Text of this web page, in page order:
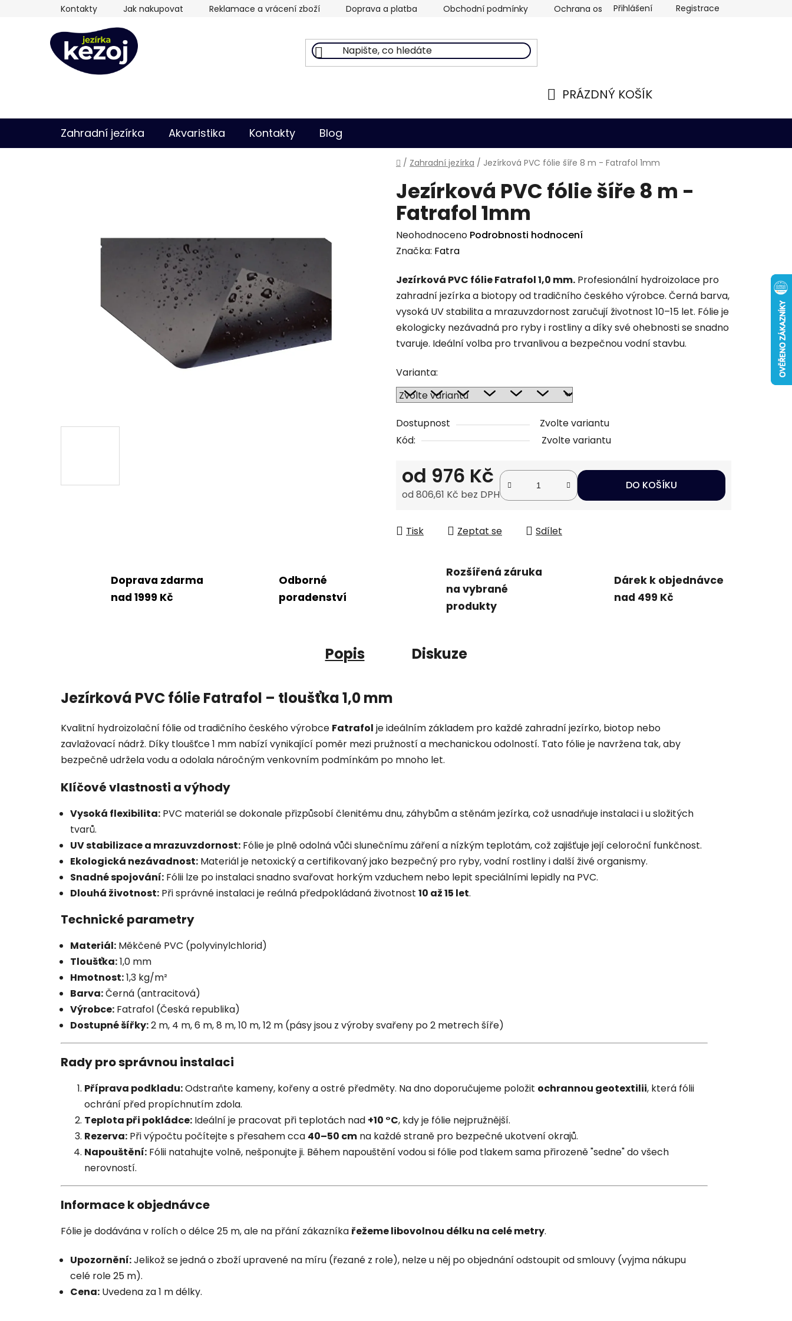
Kontakty Jak nakupovat Reklamace a vrácení zboží Doprava a platba Obchodní podmínky Ochrana osobních údajů
Přihlášení Registrace
PRÁZDNÝ KOŠÍK
Zahradní jezírka Akvaristika Kontakty Blog
Domů
/ Zahradní jezírka / Jezírková PVC fólie šíře 8 m - Fatrafol 1mm
Jezírková PVC fólie šíře 8 m -
Fatrafol 1mm
Průměrné
hodnocení
je
0,0
z
5
hvězdiček.
Neohodnoceno Podrobnosti hodnocení
Značka: Fatra
Jezírková PVC fólie Fatrafol 1,0 mm. Profesionální hydroizolace pro
zahradní jezírka a biotopy od tradičního českého výrobce. Černá barva,
vysoká UV stabilita a mrazuvzdornost zaručují životnost 10–15 let. Fólie je
ekologicky nezávadná pro ryby i rostliny a díky své ohebnosti se snadno
tvaruje. Ideální volba pro trvanlivou a bezpečnou vodní stavbu.
Varianta:
Dostupnost
Zvolte variantu
Kód:
Zvolte variantu
od 976 Kč
od806,61 Kč bez DPH
DO KOŠÍKU
Tisk Zeptat se Sdílet
Doprava zdarma
nad 1999 Kč
Odborné
poradenství
Rozšířená záruka
na vybrané
produkty
Dárek k objednávce
nad 499 Kč
Popis Diskuze
Jezírková PVC fólie Fatrafol – tloušťka 1,0 mm
Kvalitní hydroizolační fólie od tradičního českého výrobce Fatrafol je ideálním základem pro každé zahradní jezírko, biotop nebo
zavlažovací nádrž. Díky tloušťce 1 mm nabízí vynikající poměr mezi pružností a mechanickou odolností. Tato fólie je navržena tak, aby
bezpečně udržela vodu a odolala náročným venkovním podmínkám po mnoho let.
Klíčové vlastnosti a výhody
Vysoká flexibilita: PVC materiál se dokonale přizpůsobí členitému dnu, záhybům a stěnám jezírka, což usnadňuje instalaci i u složitých
tvarů.
UV stabilizace a mrazuvzdornost: Fólie je plně odolná vůči slunečnímu záření a nízkým teplotám, což zajišťuje její celoroční funkčnost.
Ekologická nezávadnost: Materiál je netoxický a certifikovaný jako bezpečný pro ryby, vodní rostliny i další živé organismy.
Snadné spojování: Fólii lze po instalaci snadno svařovat horkým vzduchem nebo lepit speciálními lepidly na PVC.
Dlouhá životnost: Při správné instalaci je reálná předpokládaná životnost 10 až 15 let.
Technické parametry
Materiál: Měkčené PVC (polyvinylchlorid)
Tloušťka:1,0 mm
Hmotnost:1,3 kg/m²
Barva:Černá (antracitová)
Výrobce: Fatrafol (Česká republika)
Dostupné šířky:2 m, 4 m, 6 m, 8 m, 10 m, 12 m (pásy jsou z výroby svařeny po 2 metrech šíře)
Rady pro správnou instalaci
Příprava podkladu:Odstraňte kameny, kořeny a ostré předměty. Na dno doporučujeme položit ochrannou geotextilii, která fólii
ochrání před propíchnutím zdola.
Teplota při pokládce: Ideální je pracovat při teplotách nad +10 °C, kdy je fólie nejpružnější.
Rezerva: Při výpočtu počítejte s přesahem cca 40–50 cm na každé straně pro bezpečné ukotvení okrajů.
Napouštění: Fólii natahujte volně, nešponujte ji. Během napouštění vodou si fólie pod tlakem sama přirozeně "sedne" do všech
nerovností.
Informace k objednávce
Fólie je dodávána v rolích o délce 25 m, ale na přání zákazníka řežeme libovolnou délku na celé metry.
Upozornění:Jelikož se jedná o zboží upravené na míru (řezané z role), nelze u něj po objednání odstoupit od smlouvy (vyjma nákupu
celé role 25 m).
Cena: Uvedena za 1 m délky.